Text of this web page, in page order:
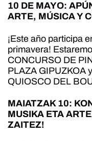
10 DE MAYO:
ARTE, MÚSICA Y
¡Este año participa
primavera!
CONCURSO DE
PLAZA GIPUZKOA
QUIOSCO DEL
MAIATZAK 10:
MUSIKA ETA
ZAITEZ!